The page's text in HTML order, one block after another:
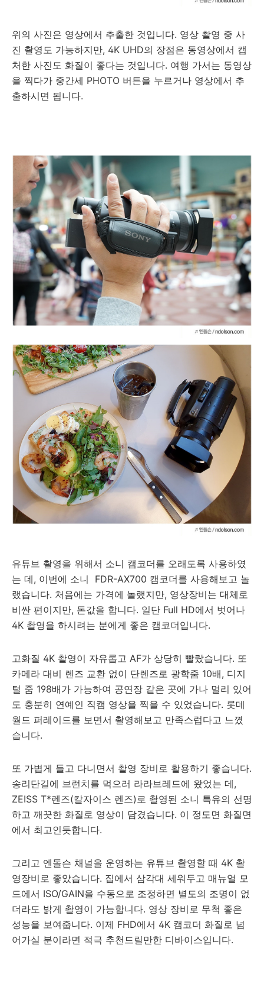
위의 사진은 영상에서 추출한 것입니다. 영상 촬영 중 사
진 촬영도 가능하지만, 4K UHD의 장점은 동영상에서 캡
처한 사진도 화질이 좋다는 것입니다. 여행 가서는 동영상
을 찍다가 중간세 PHOTO 버튼을 누르거나 영상에서 추
출하시면 됩니다.
유튜브 촬영을 위해서 소니 캠코더를 오래도록 사용하였
는 데, 이번에 소니 FDR-AX700 캠코더를 사용해보고 놀
랬습니다. 처음에는 가격에 놀랬지만, 영상장비는 대체로
비싼 편이지만, 돈값을 합니다. 일단 Full HD에서 벗어나
4K 촬영을 하시려는 분에게 좋은 캠코더입니다.
고화질 4K 촬영이 자유롭고 AF가 상당히 빨랐습니다. 또
카메라 대비 렌즈 교환 없이 단렌즈로 광학줌 10배, 디지
털 줌 198배가 가능하여 공연장 같은 곳에 가나 멀리 있어
도 충분히 연예인 직캠 영상을 찍을 수 있었습니다. 롯데
월드 퍼레이드를 보면서 촬영해보고 만족스럽다고 느꼈
습니다.
또 가볍게 들고 다니면서 촬영 장비로 활용하기 좋습니다.
송리단길에 브런치를 먹으러 라라브레드에 왔었는 데,
ZEISS T*렌즈(칼자이스 렌즈)로 촬영된 소니 특유의 선명
하고 깨끗한 화질로 영상이 담겼습니다. 이 정도면 화질면
에서 최고인듯합니다.
그리고 엔돌슨 채널을 운영하는 유튜브 촬영할 때 4K 촬
영장비로 좋았습니다. 집에서 삼각대 세워두고 매뉴얼 모
드에서 ISO/GAIN을 수동으로 조정하면 별도의 조명이 없
더라도 밝게 촬영이 가능합니다. 영상 장비로 무척 좋은
성능을 보여줍니다. 이제 FHD에서 4K 캠코더 화질로 넘
어가실 분이라면 적극 추천드릴만한 디바이스입니다.